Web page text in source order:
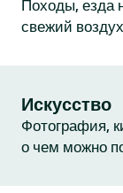
Походы, езда
свежий
Искусство
Фотография,
о чем можно